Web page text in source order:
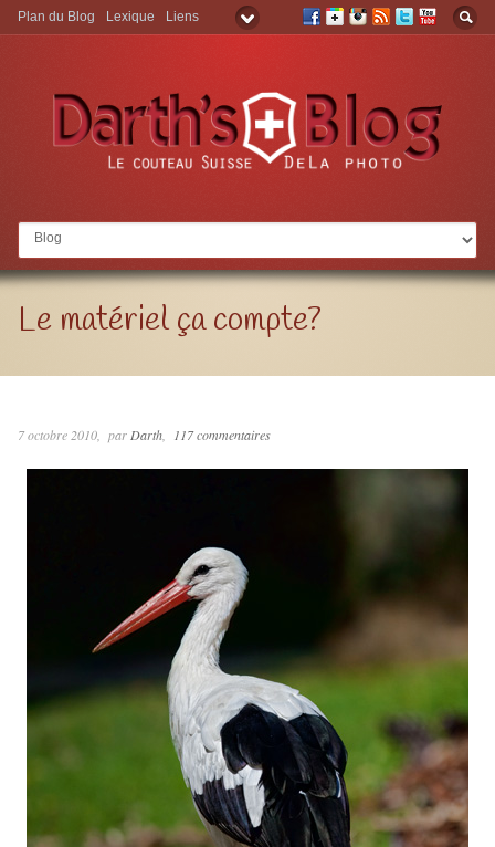
Aller à:
Plan du Blog Lexique Liens
Le matériel ça compte?
7 octobre 2010 parDarth 117 commentaires